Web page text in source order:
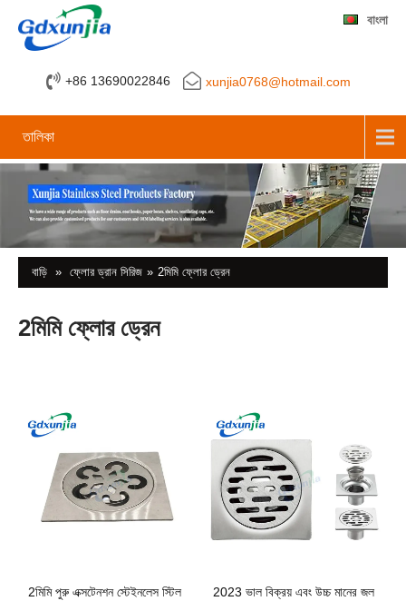
+86 13690022846 xunjia0768@hotmail.com
বাংলা
তালিকা
বাড়ি » ফ্লোর ড্রান সিরিজ » 2মিমি ফ্লোর ড্রেন
2মিমি ফ্লোর ড্রেন
2মিমি পুরু এক্সটেনশন স্টেইনলেস স্টিল
2023 ভাল বিক্রয় এবং উচ্চ মানের জল